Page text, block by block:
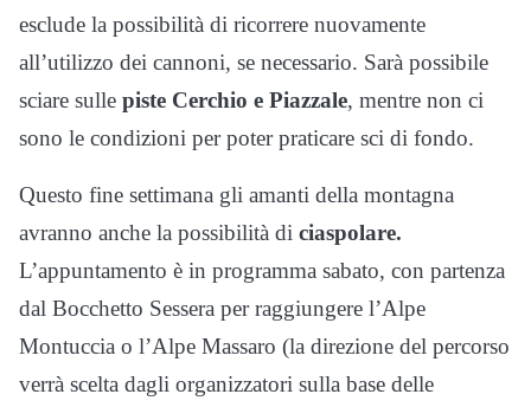
esclude la possibilità di ricorrere nuovamente
all’utilizzo dei cannoni, se necessario. Sarà possibile
sciare sulle piste Cerchio e Piazzale, mentre non ci
sono le condizioni per poter praticare sci di fondo.
Questo fine settimana gli amanti della montagna
avranno anche la possibilità di ciaspolare.
L’appuntamento è in programma sabato, con partenza
dal Bocchetto Sessera per raggiungere l’Alpe
Montuccia o l’Alpe Massaro (la direzione del percorso
verrà scelta dagli organizzatori sulla base delle